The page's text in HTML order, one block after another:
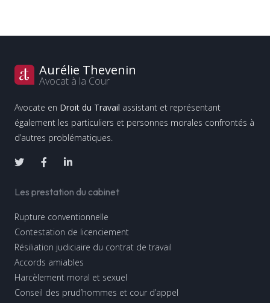
Aurélie Thevenin
Avocat à la Cour
Avocate en Droit du Travail assistant et représentant
également les particuliers et personnes morales confrontés à
d’autres problématiques.
Les prestation du cabinet
Rupture conventionnelle
Contestation de licenciement
Résiliation judiciaire du contrat de travail
Accords amiables
Harcèlement moral et sexuel
Conseil des prud’hommes et cour d’appel